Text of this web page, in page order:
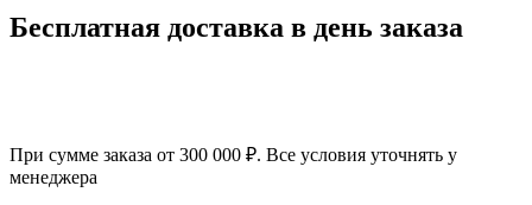
Бесплатная доставка в день заказа
При сумме заказа от 300 000 ₽. Все условия уточнять у
менеджера